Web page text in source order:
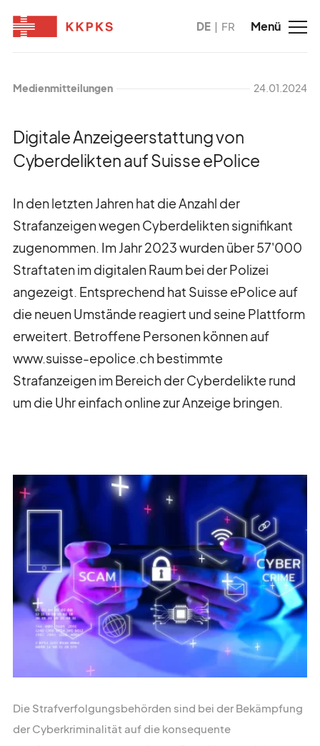
DE FR
Medienmitteilungen 24.01.2024
Digitale Anzeigeerstattung von
Cyberdelikten auf Suisse ePolice
In den letzten Jahren hat die Anzahl der
Strafanzeigen wegen Cyberdelikten signifikant
zugenommen. Im Jahr 2023 wurden über 57'000
Straftaten im digitalen Raum bei der Polizei
angezeigt. Entsprechend hat Suisse ePolice auf
die neuen Umstände reagiert und seine Plattform
erweitert. Betroffene Personen können auf
www.suisse-epolice.ch bestimmte
Strafanzeigen im Bereich der Cyberdelikte rund
um die Uhr einfach online zur Anzeige bringen.
Die Strafverfolgungsbehörden sind bei der Bekämpfung
der Cyberkriminalität auf die konsequente